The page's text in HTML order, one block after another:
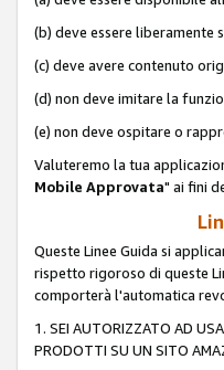
(b) deve essere liberamente
(c) deve avere contenuto
(d) non deve imitare la
(e) non deve ospitare o
Valuteremo la tua
Mobile Approvata" ai fini
Queste Linee Guida si
rispetto rigoroso di queste
comporterà l'automatica
1. SEI AUTORIZZATO AD
PRODOTTI SU UN SITO